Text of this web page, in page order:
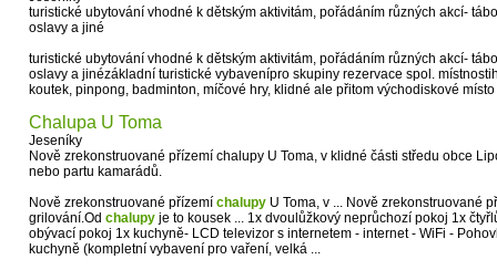
turistické ubytování vhodné k dětským aktivitám, pořádáním různých akcí-
oslavy a jiné
turistické ubytování vhodné k dětským aktivitám, pořádáním různých akcí-
oslavy a jinézákladní turistické vybavenípro skupiny rezervace spol.
koutek, pinpong, badminton, míčové hry, klidné ale přitom východiskové
Chalupa U Toma
Jeseníky
Nově zrekonstruované přízemí chalupy U Toma, v klidné části středu obce
nebo partu kamarádů.
Nově zrekonstruované přízemí chalupy U Toma, v ... Nově zrekonstruované
grilování.Od chalupy je to kousek ... 1x dvoulůžkový neprůchozí pokoj 1x
obývací pokoj 1x kuchyně- LCD televizor s internetem - internet - WiFi -
kuchyně (kompletní vybavení pro vaření, velká ...